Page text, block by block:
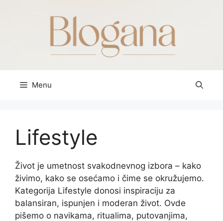
Menu
Lifestyle
Život je umetnost svakodnevnog izbora – kako
živimo, kako se osećamo i čime se okružujemo.
Kategorija Lifestyle donosi inspiraciju za
balansiran, ispunjen i moderan život. Ovde
pišemo o navikama, ritualima, putovanjima,